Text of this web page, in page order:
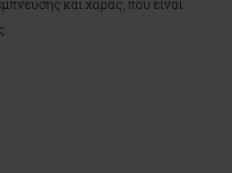
και χαράς, που είναι